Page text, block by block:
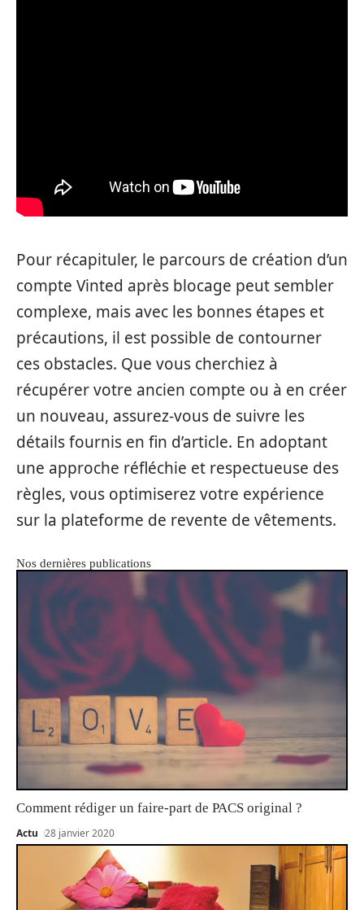
Pour récapituler, le parcours de création d’un
compte Vinted après blocage peut sembler
complexe, mais avec les bonnes étapes et
précautions, il est possible de contourner
ces obstacles. Que vous cherchiez à
récupérer votre ancien compte ou à en créer
un nouveau, assurez-vous de suivre les
détails fournis en fin d’article. En adoptant
une approche réfléchie et respectueuse des
règles, vous optimiserez votre expérience
sur la plateforme de revente de vêtements.
Nos dernières publications
Comment rédiger un faire-part de PACS original ?
Actu 28 janvier 2020